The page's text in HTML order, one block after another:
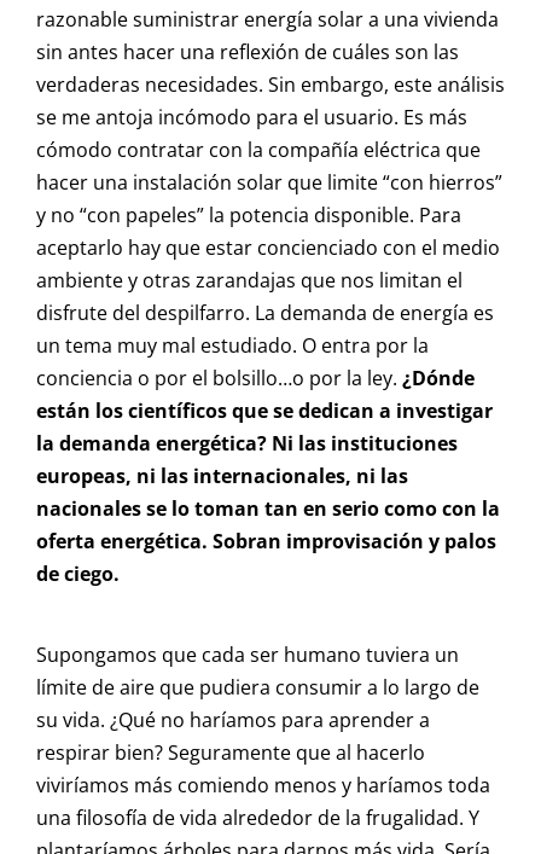
razonable suministrar energía solar a una vivienda
sin antes hacer una reflexión de cuáles son las
verdaderas necesidades. Sin embargo, este análisis
se me antoja incómodo para el usuario. Es más
cómodo contratar con la compañía eléctrica que
hacer una instalación solar que limite “con hierros”
y no “con papeles” la potencia disponible. Para
aceptarlo hay que estar concienciado con el medio
ambiente y otras zarandajas que nos limitan el
disfrute del despilfarro. La demanda de energía es
un tema muy mal estudiado. O entra por la
conciencia o por el bolsillo…o por la ley. ¿Dónde
están los científicos que se dedican a investigar
la demanda energética? Ni las instituciones
europeas, ni las internacionales, ni las
nacionales se lo toman tan en serio como con la
oferta energética. Sobran improvisación y palos
de ciego.
Supongamos que cada ser humano tuviera un
límite de aire que pudiera consumir a lo largo de
su vida. ¿Qué no haríamos para aprender a
respirar bien? Seguramente que al hacerlo
viviríamos más comiendo menos y haríamos toda
una filosofía de vida alrededor de la frugalidad. Y